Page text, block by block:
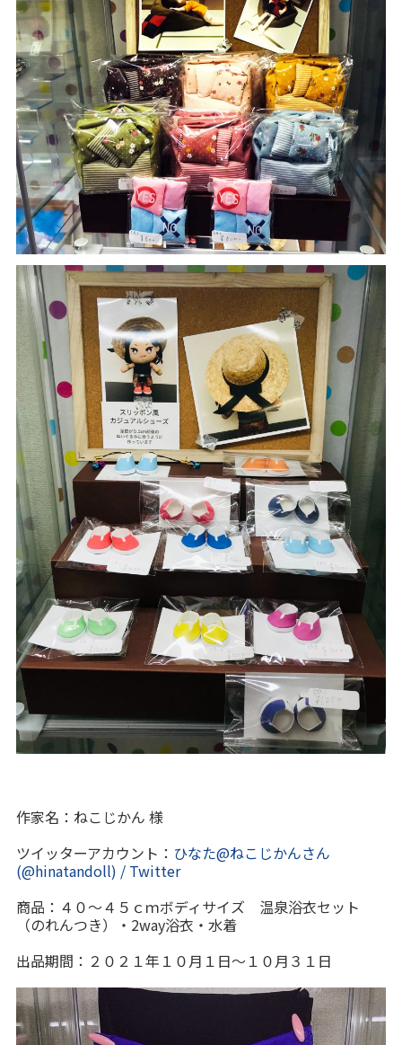
作家名：ねこじかん 様
ツイッターアカウント： ひなた@ねこじかんさん
(@hinatandoll) / Twitter
商品：４０～４５ｃｍボディサイズ 温泉浴衣セット
（のれんつき）・2way浴衣・水着
出品期間：２０２１年１０月１日～１０月３１日